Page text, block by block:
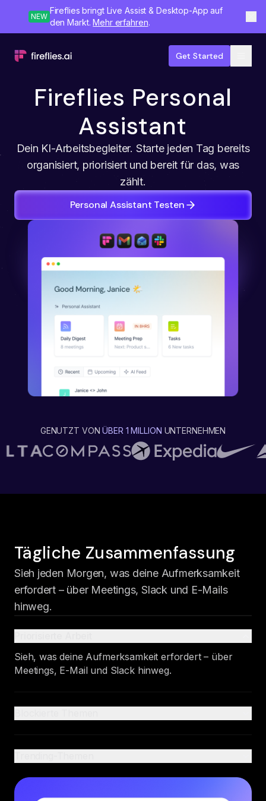
NEW
Fireflies bringt Live Assist & Desktop-App auf
den Markt.Mehr erfahren.
Get Started
Fireflies Personal
Assistant
Dein KI-Arbeitsbegleiter. Starte jeden Tag bereits
organisiert, priorisiert und bereit für das, was
zählt.
Personal Assistant Testen
GENUTZT VONÜBER 1 MILLION UNTERNEHMEN
Tägliche Zusammenfassung
Sieh jeden Morgen, was deine Aufmerksamkeit
erfordert – über Meetings, Slack und E-Mails
hinweg.
Sieh, was deine Aufmerksamkeit erfordert – über
Meetings, E-Mail und Slack hinweg.